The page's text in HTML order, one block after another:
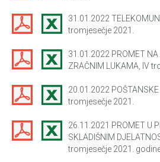
31.01.2022
tromjesečje 2021.
31.01.2022 PROMET NA
ZRAČNIM LUKAMA, IV
20.01.2022 POŠTANSKE
tromjesečje 2021.
26.11.2021 PROMET U
SKLADIŠNIM
tromjesečje 2021.